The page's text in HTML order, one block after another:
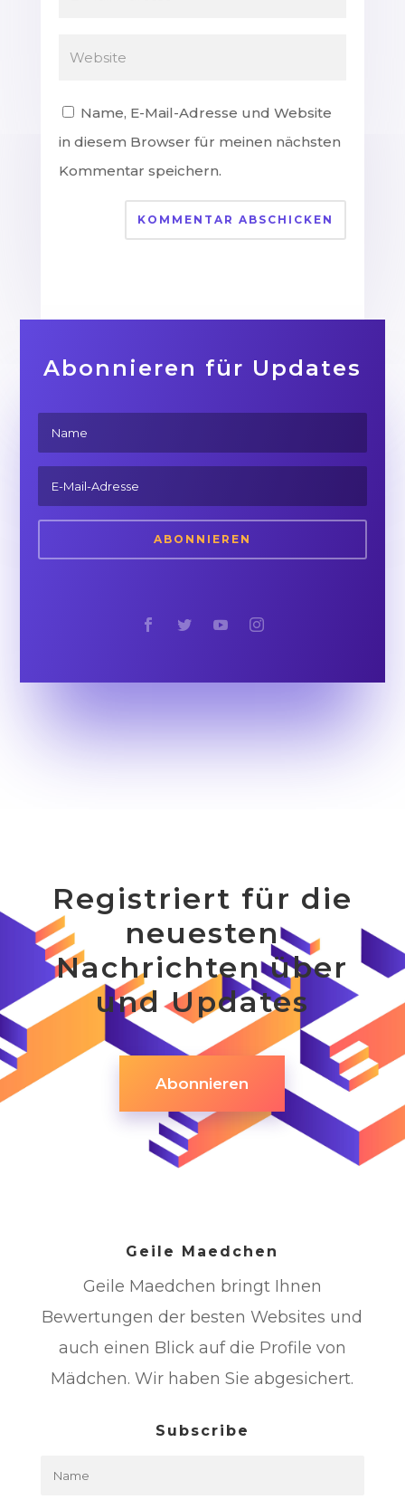
Name, E-Mail-Adresse und Website
in diesem Browser für meinen nächsten
Kommentar speichern.
KOMMENTAR ABSCHICKEN
Abonnieren für Updates
ABONNIEREN
Registriert für die
neuesten
Nachrichten über
und Updates
Abonnieren
Geile Maedchen
Geile Maedchen bringt Ihnen
Bewertungen der besten Websites und
auch einen Blick auf die Profile von
Mädchen. Wir haben Sie abgesichert.
Subscribe